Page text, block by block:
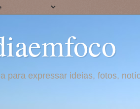
para expressar ideias, fotos,